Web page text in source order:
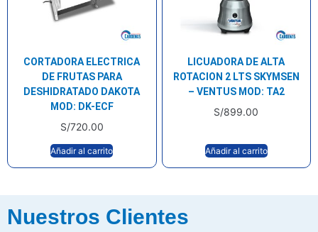
CORTADORA ELECTRICA
DE FRUTAS PARA
DESHIDRATADO DAKOTA
MOD: DK-ECF
S/720.00
Añadir al carrito
LICUADORA DE ALTA
ROTACION 2 LTS SKYMSEN
– VENTUS MOD: TA2
S/899.00
Añadir al carrito
Nuestros Clientes